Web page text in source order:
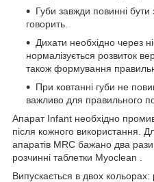
Губи завжди повинні бути
говорить.
Дихати необхідно через
нормалізується розвиток
також формування
При ковтанні губи не
важливо для правильного
Апарат Infant необхідно
після кожного використання.
апаратів MRC бажано два
розчинні таблетки Myoclean .
Випускається в двох кольорах: